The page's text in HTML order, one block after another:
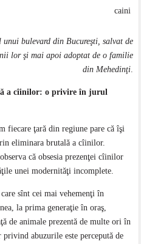
bulevard din Bucureşti, salvat de
lor şi mai apoi adoptat de o familie
din Mehedinţi.
a cîinilor: o privire în jurul
fiecare ţară din regiune pare că îşi
eliminara brutală a cîinilor.
că obsesia prezenţei cîinilor
unei modernităţi incomplete.
sînt cei mai vehemenţi în
la prima generaţie în oraş,
de animale prezentă de multe ori în
abuzurile este percepută de